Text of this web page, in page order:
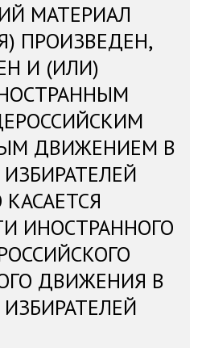
МАТЕРИАЛ
ПРОИЗВЕДЕН,
И (ИЛИ)
ДВИЖЕНИЕМ В
ИНОСТРАННОГО
ДВИЖЕНИЯ В